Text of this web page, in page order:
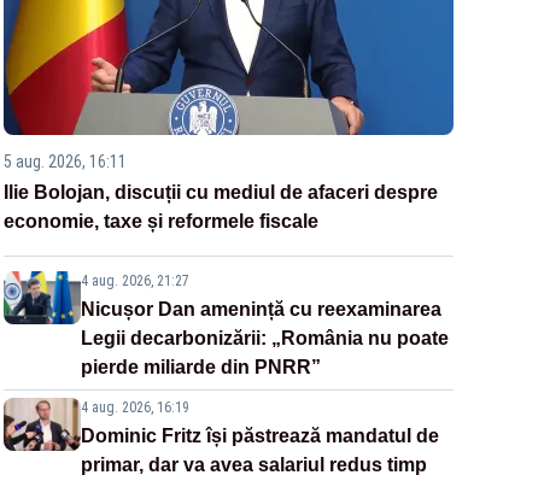
5 aug. 2026, 16:11
Ilie Bolojan, discuții cu mediul de afaceri despre
economie, taxe și reformele fiscale
4 aug. 2026, 21:27
Nicușor Dan amenință cu reexaminarea
Legii decarbonizării: „România nu poate
pierde miliarde din PNRR”
4 aug. 2026, 16:19
Dominic Fritz își păstrează mandatul de
primar, dar va avea salariul redus timp